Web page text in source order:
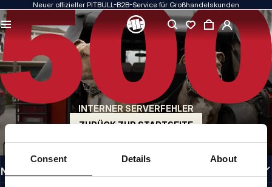
Consent Details About
Neuer offizieller PITBULL-B2B-Service für Großhandelskunden
INTERNER SERVERFEHLER
ZURÜCK ZUR STARTSEITE
QUALITÄT HAT FÜR UNS PRIORITÄT
Unsere Kleidung fertigen wir mit Leidenschaft. Bei Haltbarkeit, Langlebigkeit der
Materialien und Liebe zum Detail machen wir keine Kompromisse.
US ORIGIN
Unsere Wurzeln reichen zurück ins San Diego der frühen 1990er Jahre. Unser Stil
ist roh, authentisch und kompromisslos.
MARKE MIT CHARAKTER
Unsere Kollektionen werden von Sportlern, Kämpfern und unbeirrbaren
Individualisten gewählt.
INFORMATIONEN
NÜTZLICHE LINKS